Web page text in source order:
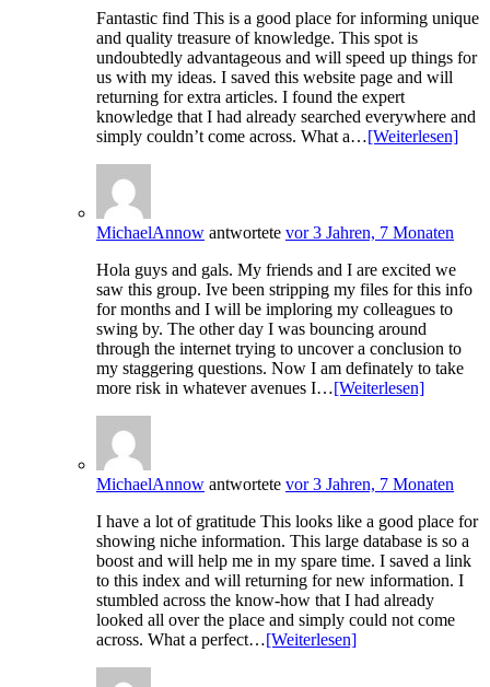
Fantastic find This is a good place for informing unique
and quality treasure of knowledge. This spot is
undoubtedly advantageous and will speed up things for
us with my ideas. I saved this website page and will
returning for extra articles. I found the expert
knowledge that I had already searched everywhere and
simply couldn’t come across. What a…[Weiterlesen]
MichaelAnnow antwortete vor 3 Jahren, 7 Monaten
Hola guys and gals. My friends and I are excited we
saw this group. Ive been stripping my files for this info
for months and I will be imploring my colleagues to
swing by. The other day I was bouncing around
through the internet trying to uncover a conclusion to
my staggering questions. Now I am definately to take
more risk in whatever avenues I…[Weiterlesen]
MichaelAnnow antwortete vor 3 Jahren, 7 Monaten
I have a lot of gratitude This looks like a good place for
showing niche information. This large database is so a
boost and will help me in my spare time. I saved a link
to this index and will returning for new information. I
stumbled across the know-how that I had already
looked all over the place and simply could not come
across. What a perfect…[Weiterlesen]